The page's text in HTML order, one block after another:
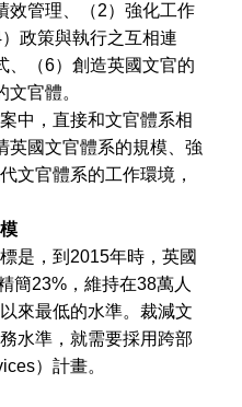
效管理、（2）強化工作
政策與執行之互相連
、（6）創造英國文官的
官體。
，直接和文官體系相
英國文官體系的規模、強
文官體系的工作環境，
，到2015年時，英國
簡23%，維持在38萬人
來最低的水準。裁減文
水準，就需要採用跨部
）計畫。